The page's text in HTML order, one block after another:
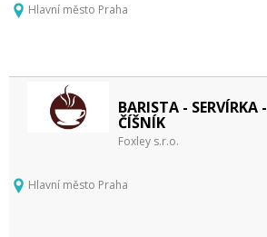
Hlavní město Praha
BARISTA - SERVÍRKA -
ČÍŠNÍK
Foxley s.r.o.
Hlavní město Praha